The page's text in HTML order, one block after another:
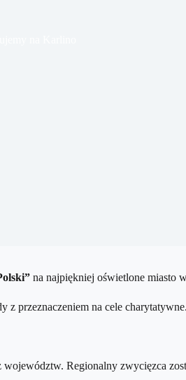
na najpiękniej oświetlone miasto
przeznaczeniem na cele
Regionalny zwycięzca